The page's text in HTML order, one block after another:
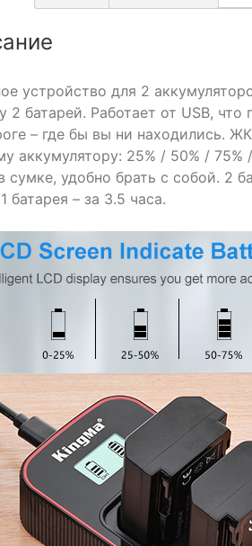
устройство для 2
2 батарей. Работает от USB,
– где бы вы ни находились.
аккумулятору: 25% / 50% / 75%
сумке, удобно брать с собой. 2
батарея – за 3.5 часа.